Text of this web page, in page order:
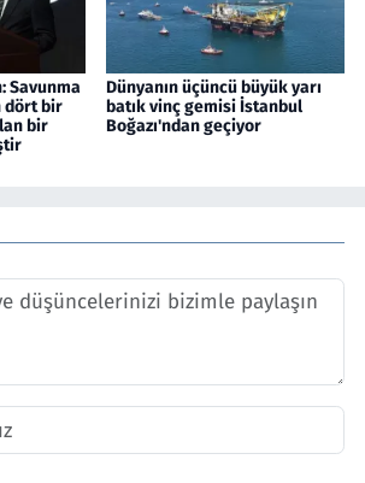
Savunma
dört bir
bir
Dünyanın üçüncü büyük yarı
batık vinç gemisi İstanbul
Boğazı'ndan geçiyor